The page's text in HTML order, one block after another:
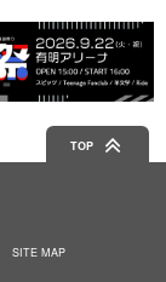
TOP
SITE MAP